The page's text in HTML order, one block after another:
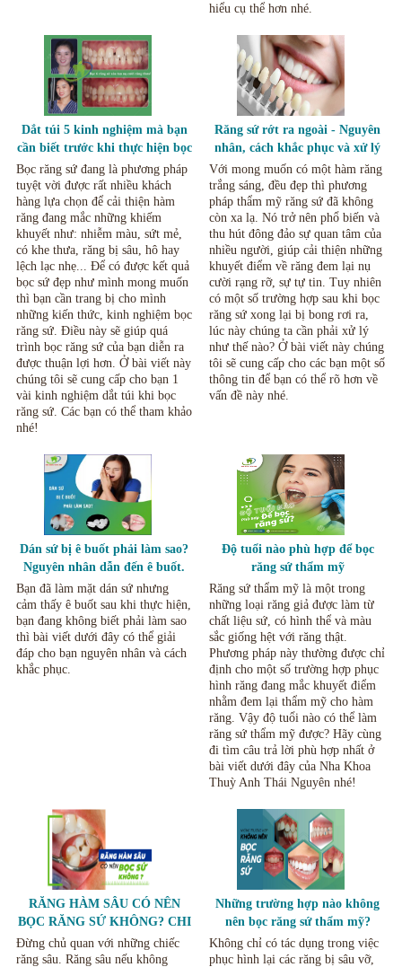
hiểu cụ thể hơn nhé.
Dắt túi 5 kinh nghiệm mà bạn
cần biết trước khi thực hiện bọc
răng sứ
Bọc răng sứ đang là phương pháp
tuyệt vời được rất nhiều khách
hàng lựa chọn để cải thiện hàm
răng đang mắc những khiếm
khuyết như: nhiễm màu, sứt mẻ,
có khe thưa, răng bị sâu, hô hay
lệch lạc nhẹ... Để có được kết quả
bọc sứ đẹp như mình mong muốn
thì bạn cần trang bị cho mình
những kiến thức, kinh nghiệm bọc
răng sứ. Điều này sẽ giúp quá
trình bọc răng sứ của bạn diễn ra
được thuận lợi hơn. Ở bài viết này
chúng tôi sẽ cung cấp cho bạn 1
vài kinh nghiệm dắt túi khi bọc
răng sứ. Các bạn có thể tham khảo
nhé!
Răng sứ rớt ra ngoài - Nguyên
nhân, cách khắc phục và xử lý
an toàn?
Với mong muốn có một hàm răng
trắng sáng, đều đẹp thì phương
pháp thẩm mỹ răng sứ đã không
còn xa lạ. Nó trở nên phổ biến và
thu hút đông đảo sự quan tâm của
nhiều người, giúp cải thiện những
khuyết điểm về răng đem lại nụ
cười rạng rỡ, sự tự tin. Tuy nhiên
có một số trường hợp sau khi bọc
răng sứ xong lại bị bong rơi ra,
lúc này chúng ta cần phải xử lý
như thế nào? Ở bài viết này chúng
tôi sẽ cung cấp cho các bạn một số
thông tin để bạn có thể rõ hơn về
vấn đề này nhé.
Dán sứ bị ê buốt phải làm sao?
Nguyên nhân dẫn đến ê buốt.
Bạn đã làm mặt dán sứ nhưng
cảm thấy ê buốt sau khi thực hiện,
bạn đang không biết phải làm sao
thì bài viết dưới đây có thể giải
đáp cho bạn nguyên nhân và cách
khắc phục.
Độ tuổi nào phù hợp để bọc
răng sứ thẩm mỹ
Răng sứ thẩm mỹ là một trong
những loại răng giả được làm từ
chất liệu sứ, có hình thể và màu
sắc giống hệt với răng thật.
Phương pháp này thường được chỉ
định cho một số trường hợp phục
hình răng đang mắc khuyết điểm
nhằm đem lại thẩm mỹ cho hàm
răng. Vậy độ tuổi nào có thể làm
răng sứ thẩm mỹ được? Hãy cùng
đi tìm câu trả lời phù hợp nhất ở
bài viết dưới đây của Nha Khoa
Thuỳ Anh Thái Nguyên nhé!
RĂNG HÀM SÂU CÓ NÊN
BỌC RĂNG SỨ KHÔNG? CHI
PHÍ BỌC RĂNG SÂU THÁI
NGUYÊN LÀ BAO NHIÊU?
Đừng chủ quan với những chiếc
răng sâu. Răng sâu nếu không
Những trường hợp nào không
nên bọc răng sứ thẩm mỹ?
Không chỉ có tác dụng trong việc
phục hình lại các răng bị sâu vỡ,